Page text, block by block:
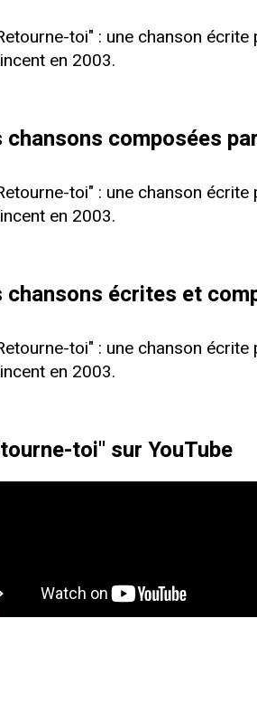
toi" : une chanson
en 2003.
chansons composées
toi" : une chanson
en 2003.
chansons écrites et
toi" : une chanson
en 2003.
toi" sur YouTube